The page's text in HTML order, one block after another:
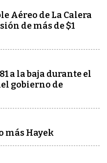
Aéreo de La Calera
de más de $1
a la baja durante el
gobierno de
más Hayek